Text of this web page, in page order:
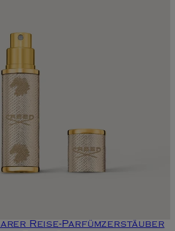
Reise-Parfümzerstäuber